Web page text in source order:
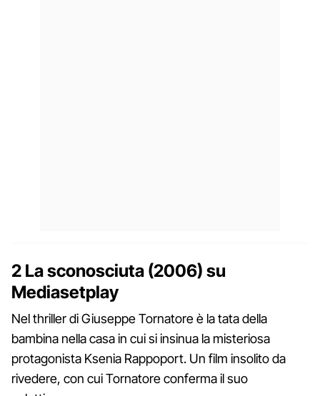
2 La sconosciuta (2006) su
Mediasetplay
Nel thriller di Giuseppe Tornatore è la tata della
bambina nella casa in cui si insinua la misteriosa
protagonista Ksenia Rappoport. Un film insolito da
rivedere, con cui Tornatore conferma il suo